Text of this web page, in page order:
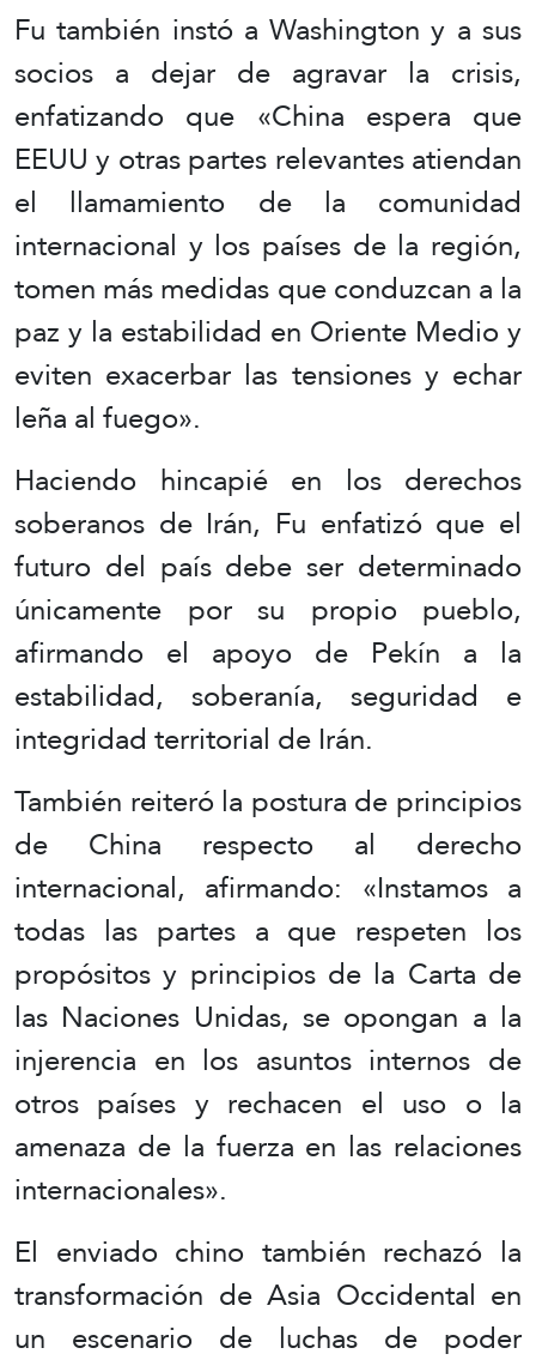
Fu también instó a Washington y a sus
socios a dejar de agravar la crisis,
enfatizando que «China espera que
EEUU y otras partes relevantes atiendan
el llamamiento de la comunidad
internacional y los países de la región,
tomen más medidas que conduzcan a la
paz y la estabilidad en Oriente Medio y
eviten exacerbar las tensiones y echar
leña al fuego».
Haciendo hincapié en los derechos
soberanos de Irán, Fu enfatizó que el
futuro del país debe ser determinado
únicamente por su propio pueblo,
afirmando el apoyo de Pekín a la
estabilidad, soberanía, seguridad e
integridad territorial de Irán.
También reiteró la postura de principios
de China respecto al derecho
internacional, afirmando: «Instamos a
todas las partes a que respeten los
propósitos y principios de la Carta de
las Naciones Unidas, se opongan a la
injerencia en los asuntos internos de
otros países y rechacen el uso o la
amenaza de la fuerza en las relaciones
internacionales».
El enviado chino también rechazó la
transformación de Asia Occidental en
un escenario de luchas de poder